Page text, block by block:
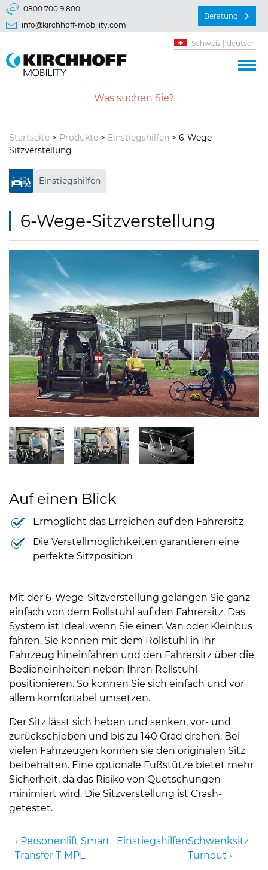
Springe direkt zu:
Hauptmenü
0800 700 9 800
info@kirchhoff-mobility.com
Beratung
Schweiz | deutsch
Startseite > Produkte > Einstiegshilfen > 6-Wege-
Sitzverstellung
Einstiegshilfen
6-Wege-Sitzverstellung
Auf einen Blick
Ermöglicht das Erreichen auf den Fahrersitz
Die Verstellmöglichkeiten garantieren eine
perfekte Sitzposition
Mit der 6-Wege-Sitzverstellung gelangen Sie ganz
einfach von dem Rollstuhl auf den Fahrersitz. Das
System ist Ideal, wenn Sie einen Van oder Kleinbus
fahren. Sie können mit dem Rollstuhl in Ihr
Fahrzeug hineinfahren und den Fahrersitz über die
Bedieneinheiten neben Ihren Rollstuhl
positionieren. So können Sie sich einfach und vor
allem komfortabel umsetzen.
Der Sitz lässt sich heben und senken, vor- und
zurückschieben und bis zu 140 Grad drehen. Bei
vielen Fahrzeugen können sie den originalen Sitz
beibehalten. Eine optionale Fußstütze bietet mehr
Sicherheit, da das Risiko von Quetschungen
minimiert wird. Die Sitzverstellung ist Crash-
getestet.
Personenlift Smart
Transfer T-MPL
EinstiegshilfenSchwenksitz
Turnout